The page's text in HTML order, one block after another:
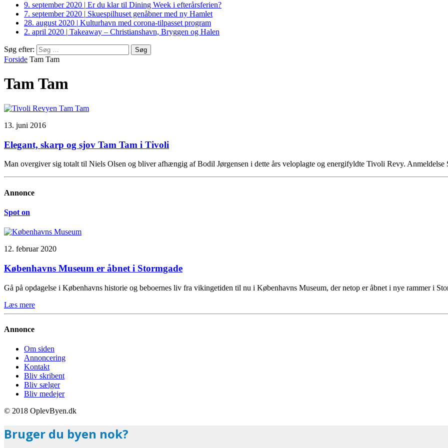
9. september 2020 | Er du klar til Dining Week i efterårsferien?
7. september 2020 | Skuespilhuset genåbner med ny Hamlet
28. august 2020 | Kulturhavn med corona-tilpasset program
2. april 2020 | Takeaway – Christianshavn, Bryggen og Halen
Søg efter:
Forside Tam Tam
Tam Tam
13. juni 2016
Elegant, skarp og sjov Tam Tam i Tivoli
Man overgiver sig totalt til Niels Olsen og bliver afhængig af Bodil Jørgensen i dette års veloplagte og energifyldte Tivoli Revy.
Annonce
Spot on
12. februar 2020
Københavns Museum er åbnet i Stormgade
Gå på opdagelse i Københavns historie og beboernes liv fra vikingetiden til nu i Københavns Museum, der netop er åbnet i nye rammer i
Læs mere
Annonce
Om siden
Annoncering
Kontakt
Bliv skribent
Bliv sælger
Bliv medejer
© 2018 OplevByen.dk
Bruger du byen nok?